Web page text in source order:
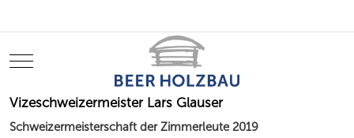
Mobile Menu Toggle
Vizeschweizermeister Lars Glauser
Schweizermeisterschaft der Zimmerleute 2019